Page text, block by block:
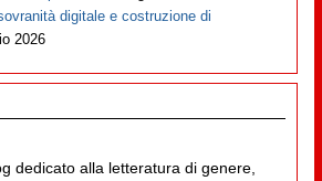
digitale e costruzione di
2026
dedicato alla letteratura di genere,